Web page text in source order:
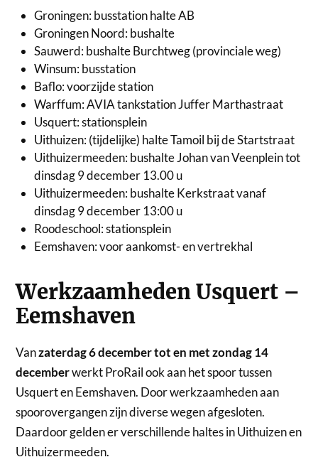
Groningen: busstation halte AB
Groningen Noord: bushalte
Sauwerd: bushalte Burchtweg (provinciale weg)
Winsum: busstation
Baflo: voorzijde station
Warffum: AVIA tankstation Juffer Marthastraat
Usquert: stationsplein
Uithuizen: (tijdelijke) halte Tamoil bij de Startstraat
Uithuizermeeden: bushalte Johan van Veenplein tot
dinsdag 9 december 13.00 u
Uithuizermeeden: bushalte Kerkstraat vanaf
dinsdag 9 december 13:00 u
Roodeschool: stationsplein
Eemshaven: voor aankomst- en vertrekhal
Werkzaamheden Usquert –
Eemshaven
Vanzaterdag 6 december tot en met zondag 14
decemberwerkt ProRail ook aan het spoor tussen
Usquert en Eemshaven. Door werkzaamheden aan
spoorovergangen zijn diverse wegen afgesloten.
Daardoor gelden er verschillende haltes in Uithuizen en
Uithuizermeeden.